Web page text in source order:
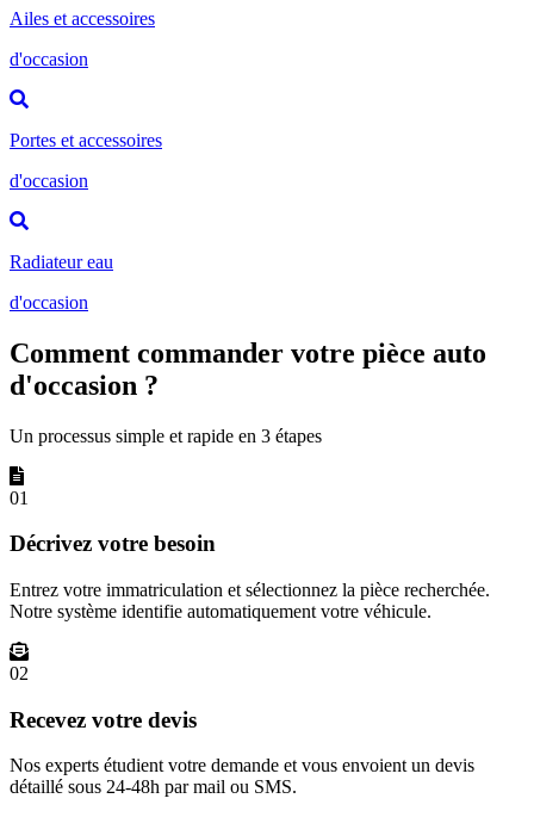
Ailes et accessoires
d'occasion
Portes et accessoires
d'occasion
Radiateur eau
d'occasion
Comment commander votre pièce auto
d'occasion ?
Un processus simple et rapide en 3 étapes
01
Décrivez votre besoin
Entrez votre immatriculation et sélectionnez la pièce recherchée.
Notre système identifie automatiquement votre véhicule.
02
Recevez votre devis
Nos experts étudient votre demande et vous envoient un devis
détaillé sous 24-48h par mail ou SMS.